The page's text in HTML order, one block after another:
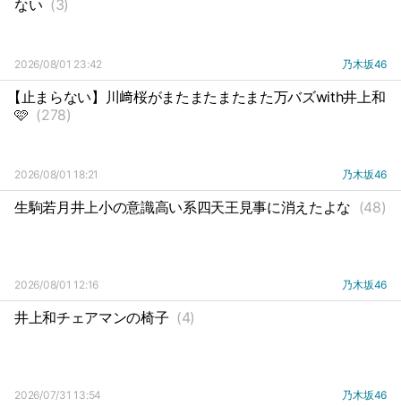
ない (3)
2026/08/01 23:42 乃木坂46
【止まらない】川﨑桜がまたまたまたまた万バズwith井上和
🩷 (278)
2026/08/01 18:21 乃木坂46
生駒若月井上小の意識高い系四天王見事に消えたよな (48)
2026/08/01 12:16 乃木坂46
井上和チェアマンの椅子 (4)
2026/07/31 13:54 乃木坂46